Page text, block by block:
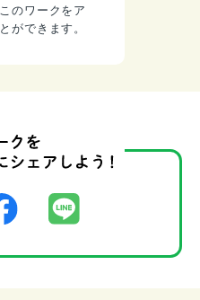
のワークをア
ができます。